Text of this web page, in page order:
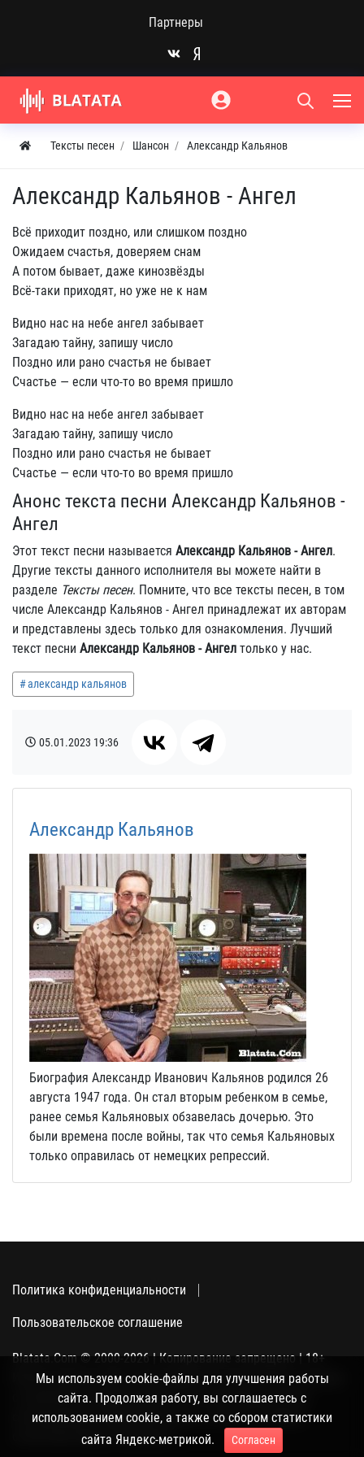
Партнеры
Тексты песен Шансон Александр Кальянов
Александр Кальянов - Ангел
Всё приходит поздно, или слишком поздно
Ожидаем счастья, доверяем снам
А потом бывает, даже кинозвёзды
Всё-таки приходят, но уже не к нам
Видно нас на небе ангел забывает
Загадаю тайну, запишу число
Поздно или рано счастья не бывает
Счастье — если что-то во время пришло
Видно нас на небе ангел забывает
Загадаю тайну, запишу число
Поздно или рано счастья не бывает
Счастье — если что-то во время пришло
Анонс текста песни Александр Кальянов -
Ангел
Этот текст песни называется Александр Кальянов - Ангел.
Другие тексты данного исполнителя вы можете найти в
разделе Тексты песен. Помните, что все тексты песен, в том
числе Александр Кальянов - Ангел принадлежат их авторам
и представлены здесь только для ознакомления. Лучший
текст песни Александр Кальянов - Ангел только у нас.
александр кальянов
05.01.2023 19:36
Александр Кальянов
Биография Александр Иванович Кальянов родился 26
августа 1947 года. Он стал вторым ребенком в семье,
ранее семья Кальяновых обзавелась дочерью. Это
были времена после войны, так что семья Кальяновых
только оправилась от немецких репрессий.
Политика конфиденциальности
Пользовательское соглашение
Blatata.Com © 2000-2026 | Копирование запрещено | 18+
Использование сайта подразумевает ваше полное согласие
с политикой конфиденциальности, пользовательским
соглашением и поддержкой куки, а также со сбором
статистики Яндекс-метрикой.
Мы используем cookie-файлы для улучшения работы
сайта. Продолжая работу, вы соглашаетесь с
использованием cookie, а также со сбором статистики
сайта Яндекс-метрикой.
Согласен